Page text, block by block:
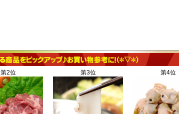
第2位 第3位 第4位